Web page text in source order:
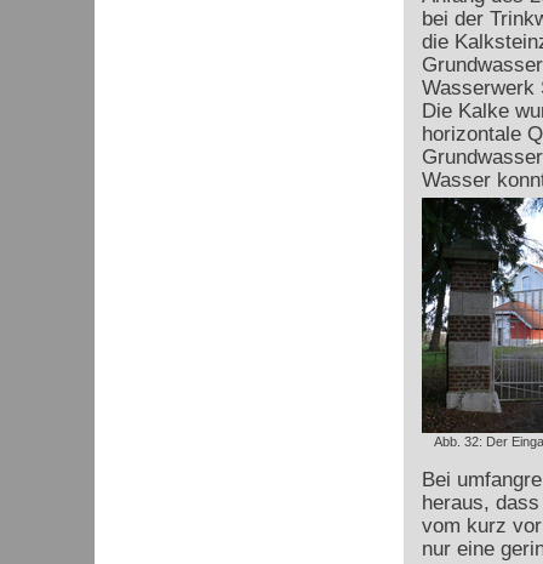
bei der
die
Wasserwerk
Die Kalke
horizontale
Wasser
Abb. 32: Der
Bei
heraus,
vom kurz
nur eine